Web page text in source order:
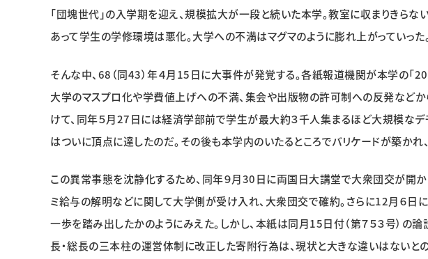
「団塊世代」の入学期を迎え、規模拡大が一段と続いた本学。教室に収まりきら
あって学生の学修環境は悪化。大学への不満はマグマのように膨れ上がっていった
そんな中、68（同43）年４月15日に大事件が発覚する。各紙報道機関が本学の「
大学のマスプロ化や学費値上げへの不満、集会や出版物の許可制への反発など
けて、同年５月27日には経済学部前で学生が最大約３千人集まるほど大規模なデ
はついに頂点に達したのだ。その後も本学内のいたるところでバリケードが築かれ
この異常事態を沈静化するため、同年９月30日に両国日大講堂で大衆団交が開
ミ給与の解明などに関して大学側が受け入れ、大衆団交で確約。さらに12月６
一歩を踏み出したかのようにみえた。しかし、本紙は同月15日付（第７５３号）の
長・総長の三本柱の運営体制に改正した寄附行為は、現状と大きな違いはないと